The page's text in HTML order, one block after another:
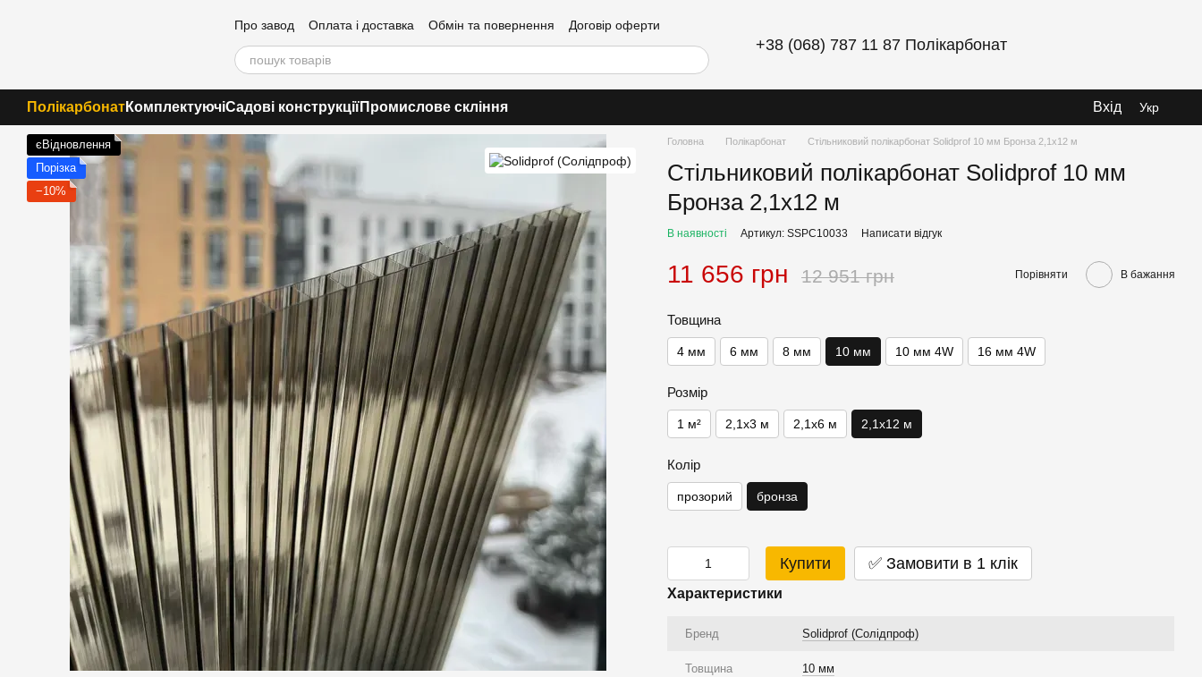
Про завод Оплата і доставка Обмін та повернення
Договір оферти
Контакти
+38 (068) 787 11 87 Полікарбонат
ПолікарбонатКомплектуючіСадові конструкціїПромислове скління Вхід Укр
єВідновлення
Порізка
−10%
Головна Полікарбонат Стільниковий полікарбонат Solidprof 10 мм Бронза 2,1x12 м
Стільниковий полікарбонат Solidprof 10 мм
Бронза 2,1x12 м
В наявності Артикул: SSPC10033 Написати відгук
11 656 грн 12 951 грн Порівняти В бажання
Товщина
4 мм 6 мм 8 мм 10 мм 10 мм 4W 16 мм 4W
Розмір
1 м² 2,1x3 м 2,1x6 м 2,1x12 м
Колір
прозорий бронза
Купити ✅ Замовити в 1 клік
Характеристики
Бренд Solidprof (Солідпроф)
Товщина 10 мм